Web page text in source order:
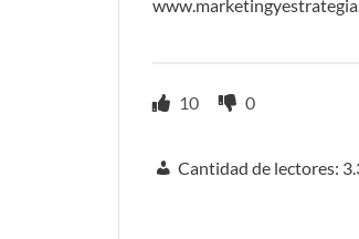
10 0
Cantidad de lectores: